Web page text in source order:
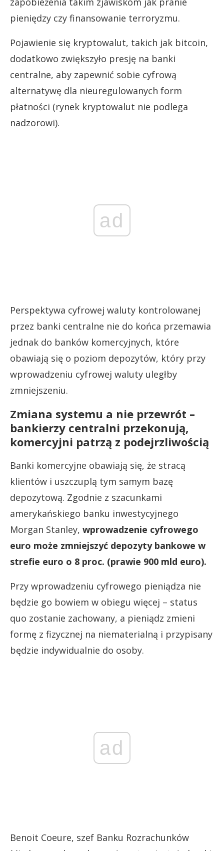
pieniędzy czy finansowanie terroryzmu.
Pojawienie się kryptowalut, takich jak bitcoin,
dodatkowo zwiększyło presję na banki
centralne, aby zapewnić sobie cyfrową
alternatywę dla nieuregulowanych form
płatności (rynek kryptowalut nie podlega
nadzorowi).
ad
Perspektywa cyfrowej waluty kontrolowanej
przez banki centralne nie do końca przemawia
jednak do banków komercyjnych, które
obawiają się o poziom depozytów, który przy
wprowadzeniu cyfrowej waluty uległby
zmniejszeniu.
Zmiana systemu a nie przewrót –
bankierzy centralni przekonują,
komercyjni patrzą z podejrzliwością
Banki komercyjne obawiają się, że stracą
klientów i uszczuplą tym samym bazę
depozytową. Zgodnie z szacunkami
amerykańskiego banku inwestycyjnego
Morgan Stanley, wprowadzenie cyfrowego
euro może zmniejszyć depozyty bankowe w
strefie euro o 8 proc. (prawie 900 mld euro).
Przy wprowadzeniu cyfrowego pieniądza nie
będzie go bowiem w obiegu więcej – status
quo zostanie zachowany, a pieniądz zmieni
formę z fizycznej na niematerialną i przypisany
będzie indywidualnie do osoby.
ad
Benoit Coeure, szef Banku Rozrachunków